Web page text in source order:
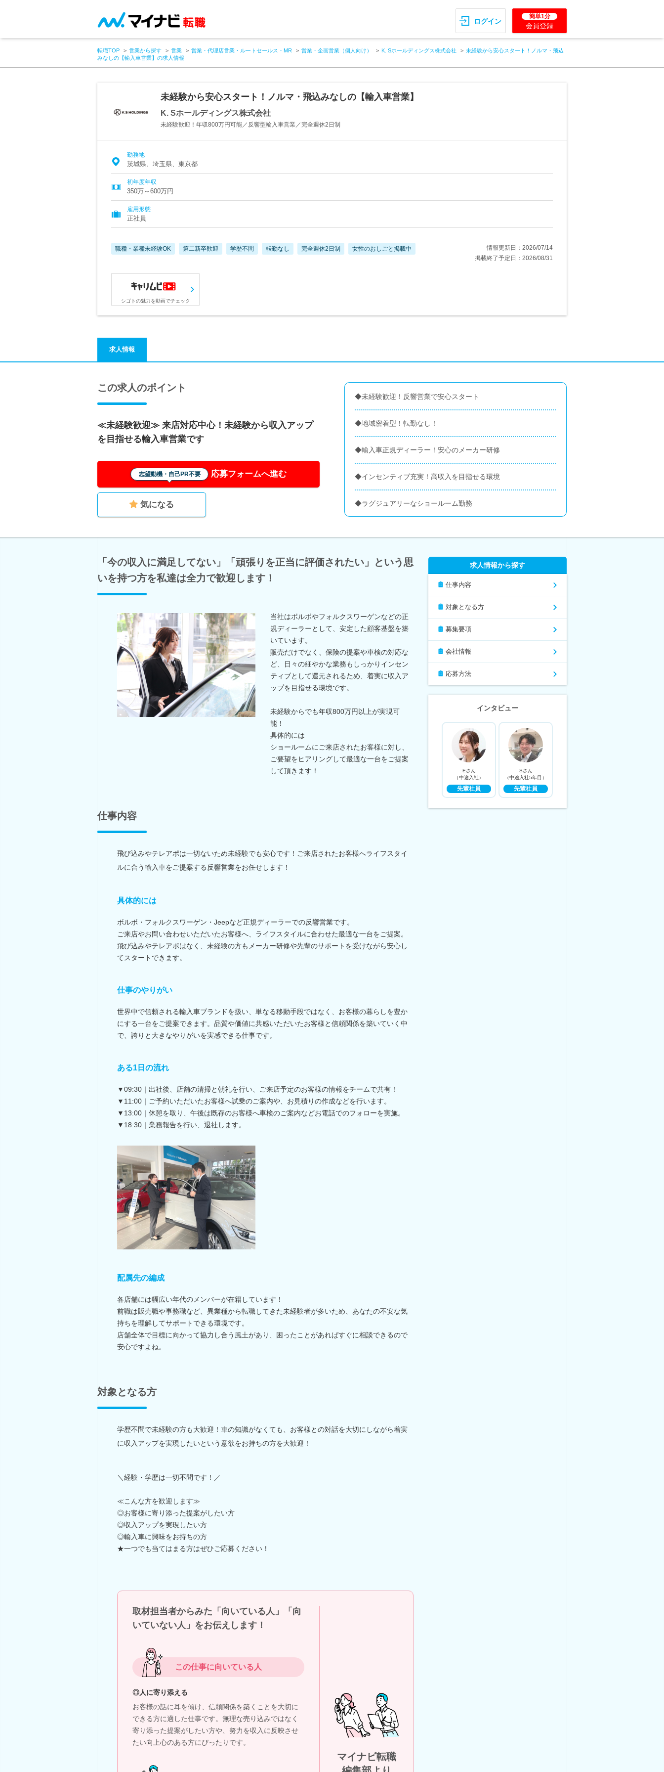
ログイン
簡単1分
会員登録
転職TOP 営業から探す 営業 営業・代理店営業・ルートセールス・MR 営業・企画営業（個人向け） K. Sホールディングス株式会社
未経験から安心スタート！ノルマ・飛込
みなしの【輸入車営業】の求人情報
未経験から安心スタート！ノルマ・飛込みなしの【輸入車営業】
K. Sホールディングス株式会社
未経験歓迎！年収800万円可能／反響型輸入車営業／完全週休2日制
勤務地
茨城県、埼玉県、東京都
初年度年収
350万～600万円
雇用形態
正社員
職種・業種未経験OK 第二新卒歓迎 学歴不問 転勤なし 完全週休2日制 女性のおしごと掲載中
情報更新日：2026/07/14
掲載終了予定日：2026/08/31
シゴトの魅力を動画でチェック
求人情報
この求人のポイント
≪未経験歓迎≫ 来店対応中心！未経験から収入アップ
を目指せる輸入車営業です
志望動機・自己PR不要 応募フォームへ進む
気になる
◆未経験歓迎！反響営業で安心スタート
◆地域密着型！転勤なし！
◆輸入車正規ディーラー！安心のメーカー研修
◆インセンティブ充実！高収入を目指せる環境
◆ラグジュアリーなショールーム勤務
「今の収入に満足してない」「頑張りを正当に評価されたい」という思
いを持つ方を私達は全力で歓迎します！
当社はボルボやフォルクスワーゲンなどの正
規ディーラーとして、安定した顧客基盤を築
いています。
販売だけでなく、保険の提案や車検の対応な
ど、日々の細やかな業務もしっかりインセン
ティブとして還元されるため、着実に収入ア
ップを目指せる環境です。
未経験からでも年収800万円以上が実現可
能！
具体的には
ショールームにご来店されたお客様に対し、
ご要望をヒアリングして最適な一台をご提案
して頂きます！
仕事内容
飛び込みやテレアポは一切ないため未経験でも安心です！ご来店されたお客様へライフスタイ
ルに合う輸入車をご提案する反響営業をお任せします！
具体的には
ボルボ・フォルクスワーゲン・Jeepなど正規ディーラーでの反響営業です。
ご来店やお問い合わせいただいたお客様へ、ライフスタイルに合わせた最適な一台をご提案。
飛び込みやテレアポはなく、未経験の方もメーカー研修や先輩のサポートを受けながら安心し
てスタートできます。
仕事のやりがい
世界中で信頼される輸入車ブランドを扱い、単なる移動手段ではなく、お客様の暮らしを豊か
にする一台をご提案できます。品質や価値に共感いただいたお客様と信頼関係を築いていく中
で、誇りと大きなやりがいを実感できる仕事です。
ある1日の流れ
▼09:30｜出社後、店舗の清掃と朝礼を行い、ご来店予定のお客様の情報をチームで共有！
▼11:00｜ご予約いただいたお客様へ試乗のご案内や、お見積りの作成などを行います。
▼13:00｜休憩を取り、午後は既存のお客様へ車検のご案内などお電話でのフォローを実施。
▼18:30｜業務報告を行い、退社します。
配属先の編成
各店舗には幅広い年代のメンバーが在籍しています！
前職は販売職や事務職など、異業種から転職してきた未経験者が多いため、あなたの不安な気
持ちを理解してサポートできる環境です。
店舗全体で目標に向かって協力し合う風土があり、困ったことがあればすぐに相談できるので
安心ですよね。
対象となる方
学歴不問で未経験の方も大歓迎！車の知識がなくても、お客様との対話を大切にしながら着実
に収入アップを実現したいという意欲をお持ちの方を大歓迎！
＼経験・学歴は一切不問です！／
≪こんな方を歓迎します≫
◎お客様に寄り添った提案がしたい方
◎収入アップを実現したい方
◎輸入車に興味をお持ちの方
★一つでも当てはまる方はぜひご応募ください！
取材担当者からみた「向いている人」「向
いていない人」をお伝えします！
この仕事に向いている人
◎人に寄り添える
お客様の話に耳を傾け、信頼関係を築くことを大切に
できる方に適した仕事です。無理な売り込みではなく
寄り添った提案がしたい方や、努力を収入に反映させ
たい向上心のある方にぴったりです。
マイナビ転職
求人情報から探す
仕事内容
対象となる方
募集要項
会社情報
応募方法
インタビュー
Eさん
（中途入社）
先輩社員
Sさん
（中途入社5年目）
先輩社員